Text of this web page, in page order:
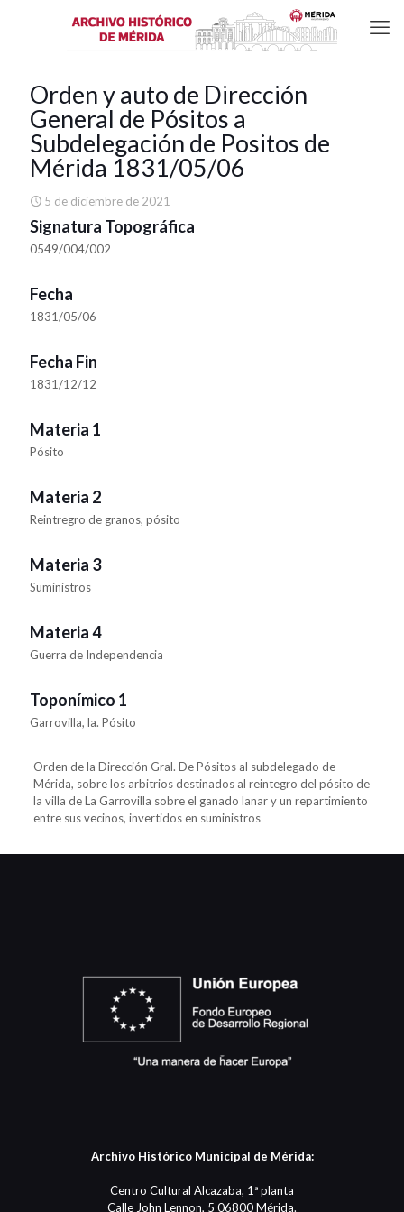
Orden y auto de Dirección
General de Pósitos a
Subdelegación de Positos de
Mérida 1831/05/06
5 de diciembre de 2021
Signatura Topográfica
0549/004/002
Fecha
1831/05/06
Fecha Fin
1831/12/12
Materia 1
Pósito
Materia 2
Reintregro de granos, pósito
Materia 3
Suministros
Materia 4
Guerra de Independencia
Toponímico 1
Garrovilla, la. Pósito
Orden de la Dirección Gral. De Pósitos al subdelegado de
Mérida, sobre los arbitrios destinados al reintegro del pósito de
la villa de La Garrovilla sobre el ganado lanar y un repartimiento
entre sus vecinos, invertidos en suministros
Archivo Histórico Municipal de Mérida:
Centro Cultural Alcazaba, 1ª planta
Calle John Lennon, 5 06800 Mérida.